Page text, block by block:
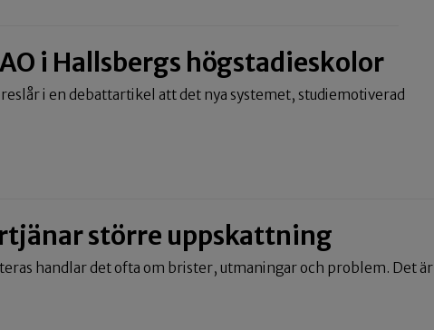
i Hallsbergs högstadieskolor
i en debattartikel att det nya systemet, studiemotiverad
större uppskattning
handlar det ofta om brister, utmaningar och problem. Det är